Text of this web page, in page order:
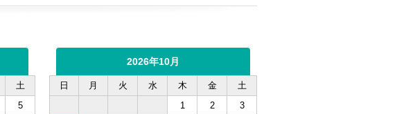
土
5
2026年10月
日 月 火 水 木 金
土
1
2
3